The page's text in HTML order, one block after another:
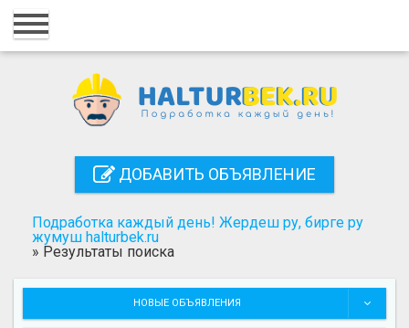
Главная
Регистрация
Поиск
ДОБАВИТЬ ОБЪЯВЛЕНИЕ
Подработка каждый день! Жердеш ру, бирге ру
жумуш halturbek.ru
» Результаты поиска
НОВЫЕ ОБЪЯВЛЕНИЯ